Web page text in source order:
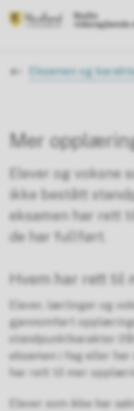
Du er her:Eksamen og
Mer
Elever og voksne
ikke bestått
eksamen har rett
de har fullført.
Hvem har rett til
Elever, lærlinger og
gjennomført
standpunktkarakter
eksamen i fag eller
har rett til mer
Elever som ikke har